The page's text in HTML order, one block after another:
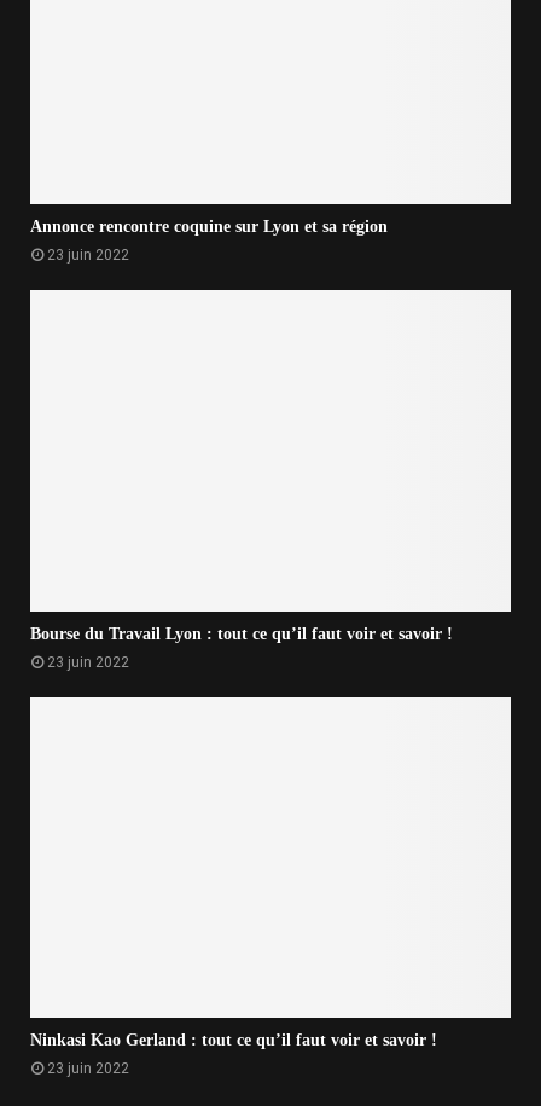
Annonce rencontre coquine sur Lyon et sa région
23 juin 2022
Bourse du Travail Lyon : tout ce qu’il faut voir et savoir !
23 juin 2022
Ninkasi Kao Gerland : tout ce qu’il faut voir et savoir !
23 juin 2022